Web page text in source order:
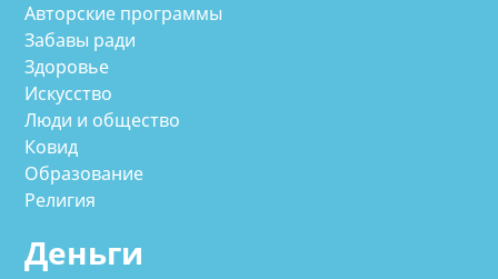
Авторские программы
Забавы ради
Здоровье
Искусство
Люди и общество
Ковид
Образование
Религия
Деньги